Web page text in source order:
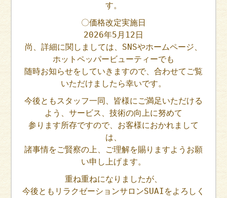
す。
〇価格改定実施日
2026年5月12日
尚、詳細に関しましては、SNSやホームページ、
ホットペッパービューティーでも
随時お知らせをしていきますので、合わせてご覧
いただけましたら幸いです。
今後ともスタッフ一同、皆様にご満足いただける
よう、サービス、技術の向上に努めて
参ります所存ですので、お客様におかれまして
は、
諸事情をご賢察の上、ご理解を賜りますようお願
い申し上げます。
重ね重ねになりましたが、
今後ともリラクゼーションサロンSUAIをよろしく